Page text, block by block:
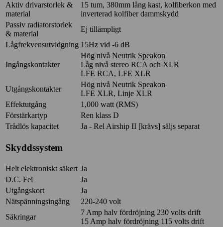
Aktiv drivarstorlek &
material
15 tum, 380mm lång kast, kolfiberkon med
inverterad kolfiber dammskydd
Passiv radiatorstorlek
& material
Ej tillämpligt
Lågfrekvensutvidgning 15Hz vid -6 dB
Ingångskontakter
Hög nivå Neutrik Speakon
Låg nivå stereo RCA och XLR
LFE RCA, LFE XLR
Utgångskontakter
Hög nivå Neutrik Speakon
LFE XLR, Linje XLR
Effektutgång
1,000 watt (RMS)
Förstärkartyp
Ren klass D
Trådlös kapacitet
Ja - Rel Airship II [krävs] säljs separat
Skyddssystem
Helt elektroniskt säkert Ja
D.C. Fel
Ja
Utgångskort
Ja
Nätspänningsingång
220-240 volt
Säkringar
7 Amp halv fördröjning 230 volts drift
15 Amp halv fördröjning 115 volts drift